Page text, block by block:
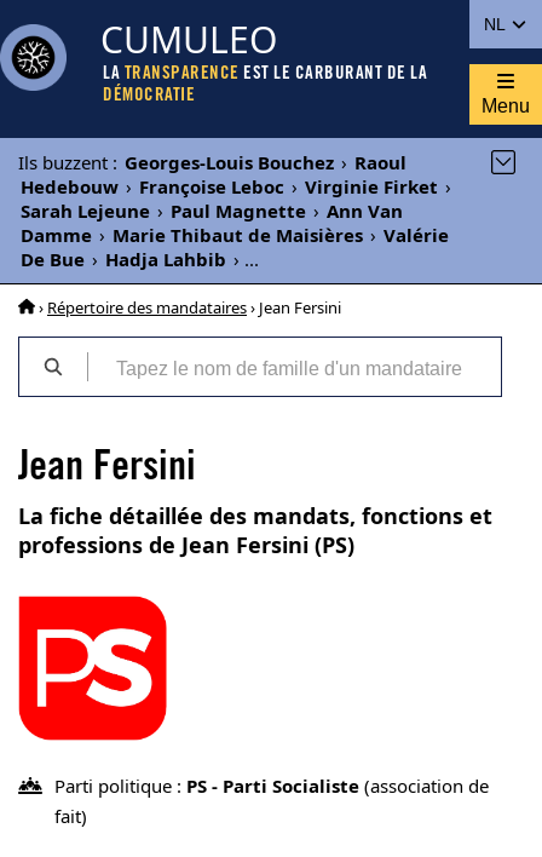
NL
CUMULEO
LA TRANSPARENCE EST LE CARBURANT DE LA
DÉMOCRATIE
Menu
Ils buzzent : Georges-Louis Bouchez › Raoul
Hedebouw › Françoise Leboc › Virginie Firket ›
Sarah Lejeune › Paul Magnette › Ann Van
Damme › Marie Thibaut de Maisières › Valérie
De Bue › Hadja Lahbib › ...
› Répertoire des mandataires› Jean Fersini
Jean Fersini
La fiche détaillée des mandats, fonctions et
professions de Jean Fersini (PS)
Parti politique : PS - Parti Socialiste (association de
fait)